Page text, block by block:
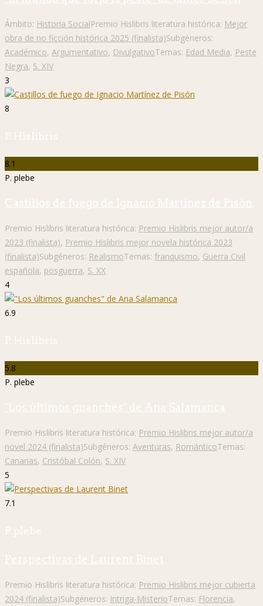
Ámbito: Historia SocialPremio Hislibris literatura histórica: Mejor
obra de no ficción histórica 2025 (finalista)Subgéneros:
Académico, Argumentativo, DivulgativoTemas: Edad Media, Peste
Negra, S. XIV
3
8
P. Hislibris
8.1
P. plebe
Castillos de fuego de Ignacio Martínez de Pisón
Premio Hislibris literatura histórica: Premio Hislibris mejor autor/a
2023 (finalista), Premio Hislibris mejor novela histórica 2023
(finalista)Subgéneros: RealismoTemas: franquismo, Guerra Civil
española, posguerra, S. XX
4
6.9
P. Hislibris
5.8
P. plebe
"Los últimos guanches" de Ana Salamanca
Premio Hislibris literatura histórica: Premio Hislibris mejor autor/a
novel 2024 (finalista)Subgéneros: Aventuras, RománticoTemas:
Canarias, Cristóbal Colón, S. XIV
5
7.1
P. plebe
Perspectivas de Laurent Binet
Premio Hislibris literatura histórica: Premio Hislibris mejor cubierta
2024 (finalista)Subgéneros: Intriga-MisterioTemas: Florencia,